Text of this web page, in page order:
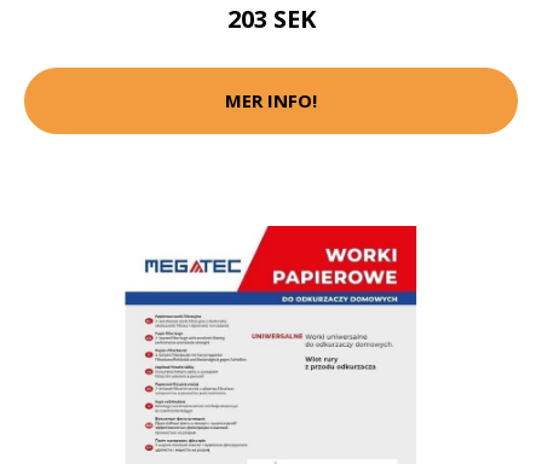
203 SEK
MER INFO!